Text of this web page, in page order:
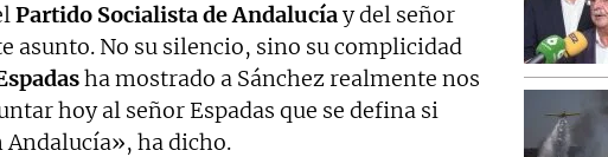
Partido Socialista de Andalucíay del señor
asunto. No su silencio, sino su complicidad
ha mostrado a Sánchez realmente nos
hoy al señor Espadas que se defina si
Andalucía», ha dicho.